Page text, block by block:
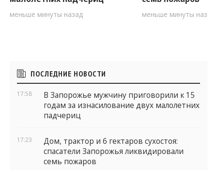
меньше минуты назад меньше минуты назад
Боковые
виджеты
ПОСЛЕДНИЕ НОВОСТИ
17:58
В Запорожье мужчину приговорили к 15
годам за изнасилование двух малолетних
падчериц
17:23
Дом, трактор и 6 гектаров сухостоя:
спасатели Запорожья ликвидировали
семь пожаров